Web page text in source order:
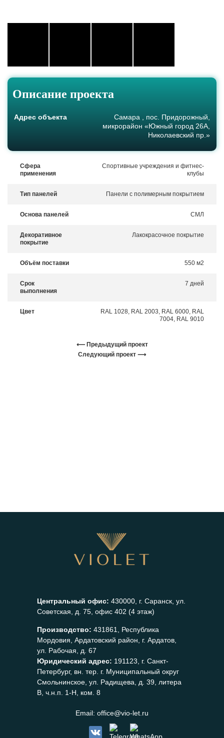
Описание проекта
Адрес объекта
Самара , пос. Придорожный,
микрорайон «Южный город 26А,
Николаевский пр.»
Сфера
применения
Спортивные учреждения и фитнес-
клубы
Тип панелей Панели с полимерным покрытием
Основа панелей СМЛ
Декоративное
покрытие
Лакокрасочное покрытие
Объём поставки 550 м2
Срок
выполнения
7 дней
Цвет
RAL 1028, RAL 2003, RAL 6000, RAL
7004, RAL 9010
⟵ Предыдущий проект
Следующий проект ⟶
Центральный офис: 430000, г. Саранск, ул.
Советская, д. 75, офис 402 (4 этаж)
Производство: 431861, Республика
Мордовия, Ардатовский район, г. Ардатов,
ул. Рабочая, д. 67
Юридический адрес: 191123, г. Санкт-
Петербург, вн. тер. г. Муниципальный округ
Смольнинское, ул. Радищева, д. 39, литера
В, ч.н.п. 1-Н, ком. 8
Email: office@vio-let.ru